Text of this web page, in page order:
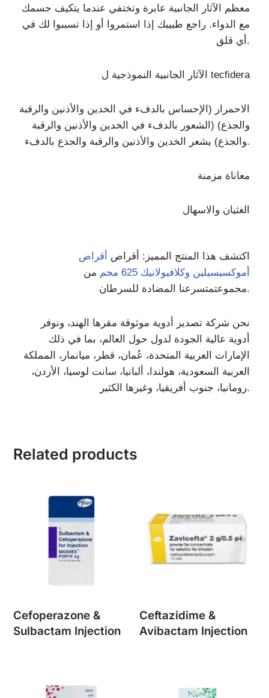
معظم الآثار الجانبية عابرة وتختفي عندما يتكيف جسمك
مع الدواء. راجع طبيبك إذا استمروا أو إذا تسببوا لك في
أي قلق.
الآثار الجانبية النموذجية ل tecfidera
الاحمرار (الإحساس بالدفء في الخدين والأذنين والرقبة
والجذع) (الشعور بالدفء في الخدين والأذنين والرقبة
والجذع) يشعر الخدين والأذنين والرقبة والجذع بالدفء.
معاناة مزمنة
الغثيان والاسهال
اكتشف هذا المنتج المميز: أقراص
أقراص
أموكسيسيلين وكلافيولانيك 625 مجم
من
مجموعتمتسرع نا المضادة للسرطان.
نحن شركة تصدير أدوية موثوقة مقرها الهند، ونوفر
أدوية عالية الجودة لدول حول العالم، بما في ذلك
الإمارات العربية المتحدة، عُمان، قطر، ميانمار، المملكة
العربية السعودية، هولندا، ألبانيا، سانت لوسيا، الأردن،
رومانيا، جنوب أفريقيا، وغيرها الكثير.
Related products
Cefoperazone &
Sulbactam Injection
Ceftazidime &
Avibactam Injection